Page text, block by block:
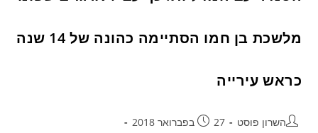
מלשכת בן חמו הסתיימה כהונה של 14 שנה
כראש עירייה
השרון פוסט
27 בפברואר 2018